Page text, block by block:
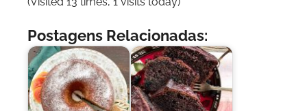
Postagens Relacionadas: